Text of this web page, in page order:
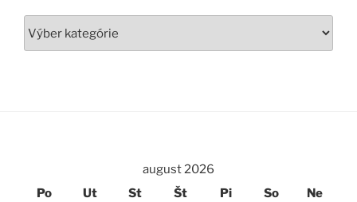
august 2026
Po
Ut St Št Pi So Ne